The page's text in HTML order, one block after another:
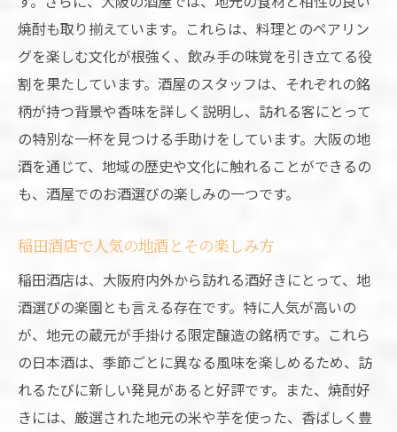
焼酎も取り揃えています。これらは、料理とのペアリン
グを楽しむ文化が根強く、飲み手の味覚を引き立てる役
割を果たしています。酒屋のスタッフは、それぞれの銘
柄が持つ背景や香味を詳しく説明し、訪れる客にとって
の特別な一杯を見つける手助けをしています。大阪の地
酒を通じて、地域の歴史や文化に触れることができるの
も、酒屋でのお酒選びの楽しみの一つです。
稲田酒店で人気の地酒とその楽しみ方
稲田酒店は、大阪府内外から訪れる酒好きにとって、地
酒選びの楽園とも言える存在です。特に人気が高いの
が、地元の蔵元が手掛ける限定醸造の銘柄です。これら
の日本酒は、季節ごとに異なる風味を楽しめるため、訪
れるたびに新しい発見があると好評です。また、焼酎好
きには、厳選された地元の米や芋を使った、香ばしく豊